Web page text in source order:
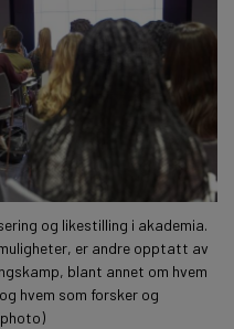
og likestilling i akademia.
er andre opptatt av
blant annet om hvem
hvem som forsker og